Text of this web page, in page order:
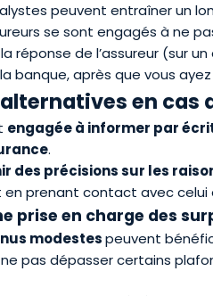
peuvent entraîner un
se sont engagés à ne
réponse de l’assureur (sur
banque, après que vous
en cas
engagée à informer par
.
des précisions sur les
prenant contact avec celui
prise en charge des
modestespeuvent
pas dépasser certains